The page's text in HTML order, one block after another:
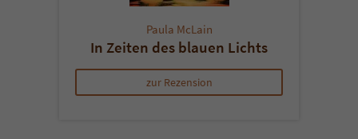
Paula McLain
In Zeiten des blauen Lichts
zur Rezension